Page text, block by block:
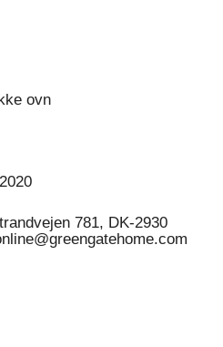
ovn
781, DK-2930